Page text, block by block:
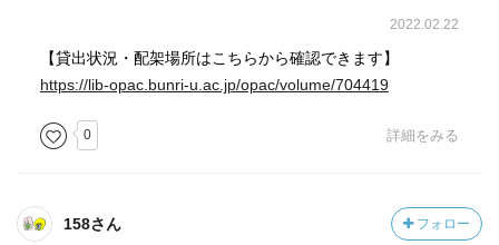
2022.02.22
【貸出状況・配架場所はこちらから確認できます】
https://lib-opac.bunri-u.ac.jp/opac/volume/704419
0 詳細をみる
158さん フォロー